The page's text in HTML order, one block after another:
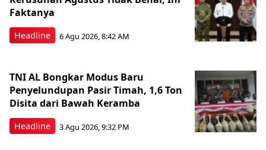
Headline
Faktanya
6 Agu 2026, 8:42 AM
Headline
TNI AL Bongkar Modus Baru
Penyelundupan Pasir Timah, 1,6 Ton
Disita dari Bawah Keramba
3 Agu 2026, 9:32 PM